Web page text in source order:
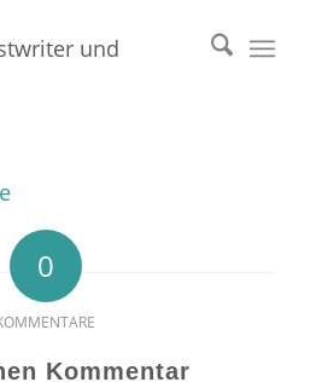
0
Kommentar